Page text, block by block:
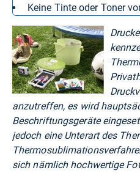
keine Tinte oder Toner
anzutreffen, es wird
Beschriftungsgeräte
jedoch eine Unterart des
sich nämlich hochwertige